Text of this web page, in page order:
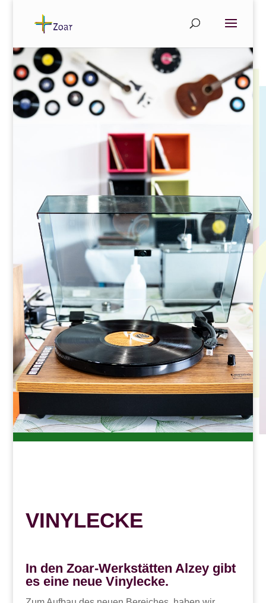
VINYLECKE
In den Zoar-Werkstätten Alzey gibt
es eine neue Vinylecke.